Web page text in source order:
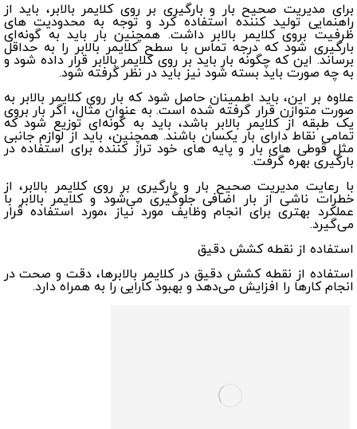
برای مدیریت صحیح بار و بارگیری بر روی کلایمر بالابر، باید از
راهنمایی تولید کننده استفاده کرد و توجه به محدودیت های
ظرفیت بروی کلایمر بالابر داشت. همچنین بار باید به گونه‌ای
بارگیری شود که درجه تماس با سطح کلایمر بالابر را به حداقل
برساند. این که چگونه بار باید بر روی کلایمر بالابر قرار داده شود و
به چه صورت باید بسته شود نیز باید در نظر گرفته شود.
علاوه بر این، باید اطمینان حاصل شود که بار روی کلایمر بالابر به
صورت متوازن قرار گرفته شده است. به عنوان مثال، اگر بار بروی
یک طبقه از کلایمر بالابر باشد، باید به گونه‌ای توزیع شود که
تمامی نقاط دارای بار یکسان باشند. همچنین، باید از لوازم جانبی
مثل قوطی های بار و پایه های خود تراز کننده برای استفاده در
بارگیری بهره گرفت.
با رعایت مدیریت صحیح بار و بارگیری بر روی کلایمر بالابر، از
خطرات ناشی از بار اضافی جلوگیری می‌شود و کلایمر بالابر با
عملکرد بهتری برای انجام وظایف مورد نیاز ،مورد استفاده قرار
می‌گیرد.
استفاده از نقطه کشش دقیق
استفاده از نقطه کشش دقیق در کلایمر بالابرها، دقت و صحت در
انجام کارها را افزایش می‌دهد و بهبود کارایی را به همراه دارد.